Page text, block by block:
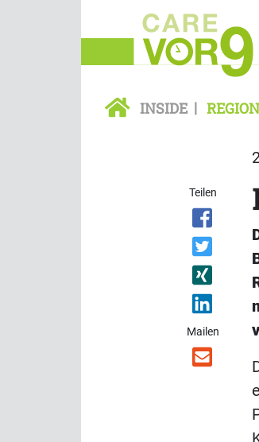
INSIDE
Teilen
Mailen